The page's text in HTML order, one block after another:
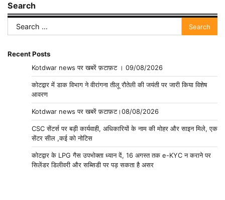
Search
Search
for:
Recent Posts
Kotdwar news पर खबरें फ़टाफ़ट । 09/08/2026
कोटद्वार में डाक विभाग ने वीरांगना तीलू रौतेली की जयंती पर जारी किया विशेष
आवरण
Kotdwar news पर खबरें फ़टाफ़ट।08/08/2026
CSC सेंटर्स पर बड़ी कार्यवाही, अधिकारियों के नाम की मोहर और साइन मिले, एक
सेंटर सील ,कई को नोटिस
कोटद्वार के LPG गैस उपभोक्ता ध्यान दें, 16 अगस्त तक e-KYC न कराने पर
सिलेंडर डिलीवरी और सब्सिडी पर पड़ सकता है असर